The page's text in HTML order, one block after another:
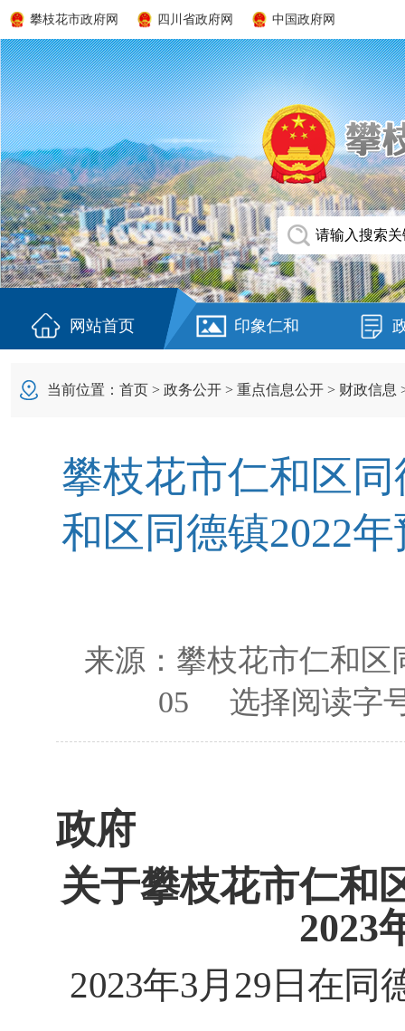
攀枝花市政府网 四川省政府网 中国政府网
网站首页 印象仁和
当前位置： 首页 > 政务公开 > 重点信息公开 > 财政信息
攀枝花市仁和区
和区同德镇2022
来源： 攀枝花市仁和区
05 选择阅读字
政府
关于攀枝花市仁和
2023
2023年3月 29 日在同